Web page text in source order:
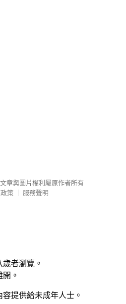
文章與圖片權利屬原作者所有
策
服務聲明
者瀏覽。
。
提供給未成年人士。